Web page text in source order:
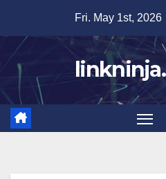
content
Fri. May 1st, 2026